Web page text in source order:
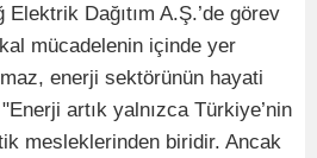
Dağıtım A.Ş.’de görev
mücadelenin içinde yer
enerji sektörünün hayati
artık yalnızca Türkiye’nin
mesleklerinden biridir. Ancak